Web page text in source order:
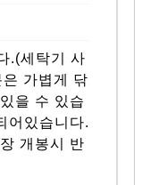
.(세탁기 사
가볍게 닦
을 수 있습
어있습니다.
개봉시 반